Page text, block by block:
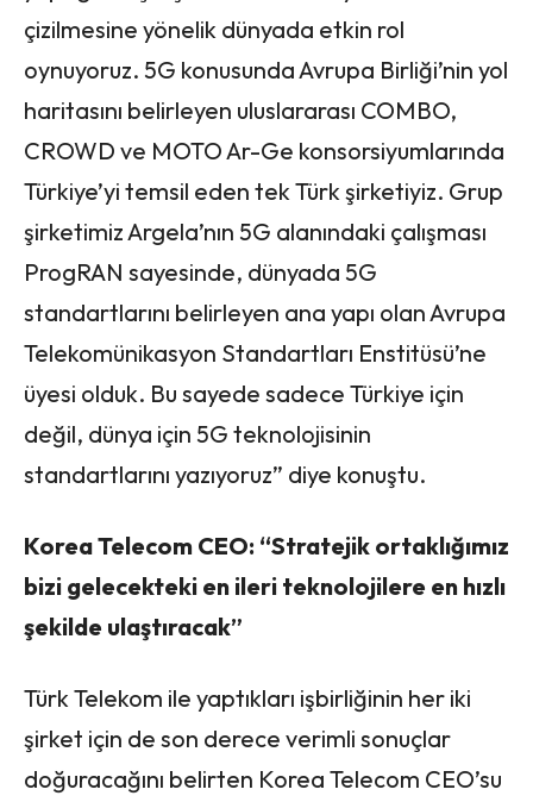
çizilmesine yönelik dünyada etkin rol
oynuyoruz. 5G konusunda Avrupa Birliği’nin yol
haritasını belirleyen uluslararası COMBO,
CROWD ve MOTO Ar-Ge konsorsiyumlarında
Türkiye’yi temsil eden tek Türk şirketiyiz. Grup
şirketimiz Argela’nın 5G alanındaki çalışması
ProgRAN sayesinde, dünyada 5G
standartlarını belirleyen ana yapı olan Avrupa
Telekomünikasyon Standartları Enstitüsü’ne
üyesi olduk. Bu sayede sadece Türkiye için
değil, dünya için 5G teknolojisinin
standartlarını yazıyoruz” diye konuştu.
Korea Telecom CEO: “Stratejik ortaklığımız
bizi gelecekteki en ileri teknolojilere en hızlı
şekilde ulaştıracak”
Türk Telekom ile yaptıkları işbirliğinin her iki
şirket için de son derece verimli sonuçlar
doğuracağını belirten Korea Telecom CEO’su